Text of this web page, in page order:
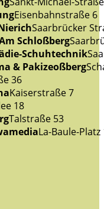
Eisenbahnstraße 6
Saarbrücker
Schloßberg
Schuhtechnik
& Pakizeoßberg
36
Kaiserstraße 7
18
Talstraße 53
La-Baule-Platz